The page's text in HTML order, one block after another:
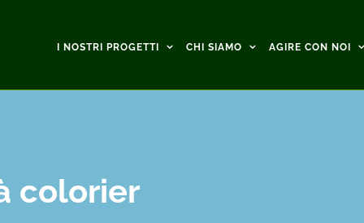
I NOSTRI PROGETTI CHI SIAMO AGIRE CON NOI
colorier